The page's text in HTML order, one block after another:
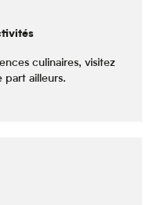
culinaires, visitez
part ailleurs.